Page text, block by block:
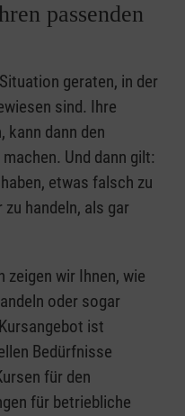
passenden
geraten, in der
sind. Ihre
kann dann den
Und dann gilt:
etwas falsch zu
handeln, als gar
zeigen wir Ihnen, wie
oder sogar
ist
Bedürfnisse
für den
für betriebliche